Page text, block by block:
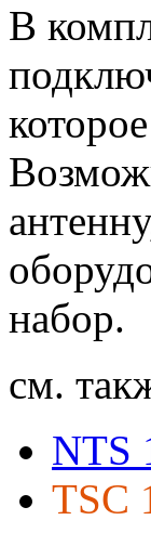
В
набор.
см.
NTS
TSC